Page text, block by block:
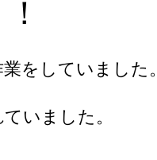
をしていました。
いました。